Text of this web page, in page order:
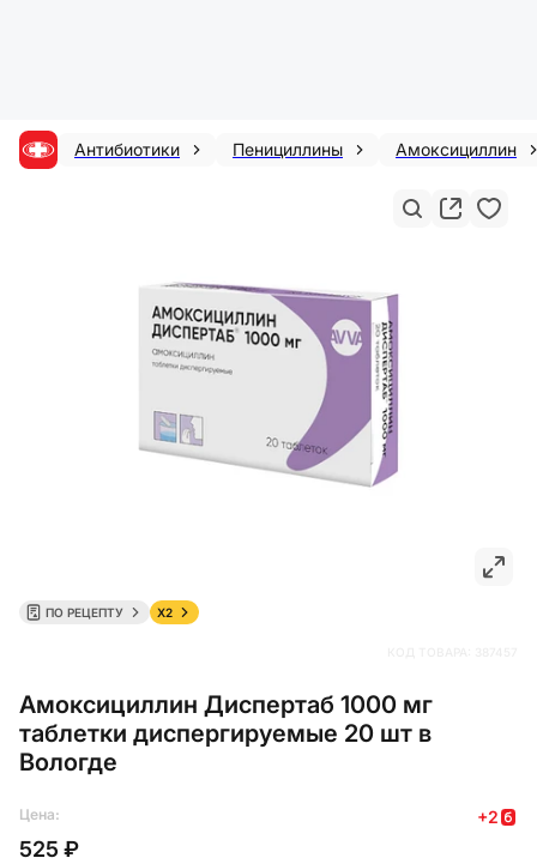
Антибиотики Пенициллины Амоксициллин
Амоксициллин Диспертаб 1000 мг
таблетки диспергируемые 20 шт в
Вологде
ПО РЕЦЕПТУ X2
Цена: +2
525 ₽